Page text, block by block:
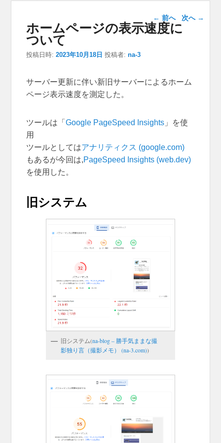
投稿ナビゲー
ション
← 前へ 次へ →
ホームページの表示速度に
ついて
投稿日時:2023年10月18日 投稿者:na-3
サーバー更新に伴い新旧サーバーによるホーム
ページ表示速度を測定した。
ツールは「Google PageSpeed Insights 」を使
用
ツールとしてはアナリティクス (google.com)
もあるが今回は,PageSpeed Insights (web.dev)
を使用した。
旧システム
旧システム(na-blog – 勝手気ままな撮
影独り言（撮影メモ） (na-3.com))